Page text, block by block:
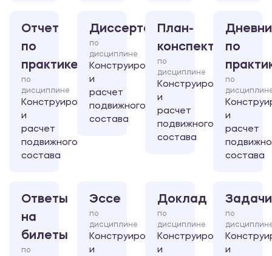
Отчет
по
практике
по
дисциплине
Конструирование
и
расчет
подвижного
состава
Диссертация
по
дисциплине
Конструирование
и
расчет
подвижного
состава
План-
конспект
по
дисциплине
Конструирование
и
расчет
подвижного
состава
по
по
и
расчет
состава
Ответы
на
билеты
по
Эссе
по
дисциплине
Конструирование
и
Доклад
по
дисциплине
Конструирование
и
Задачи
по
и